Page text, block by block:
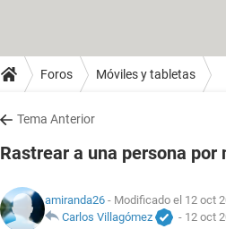
Foros Móviles y tabletas
Tema Anterior
Rastrear a una persona
amiranda26 - Modificado el 12 oct
Carlos Villagómez
- 12 oct